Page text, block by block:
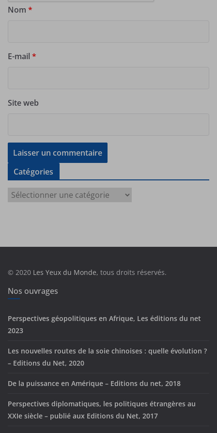
Nom *
E-mail *
Site web
Catégories
a
e
s
© 2020 Les Yeux du Monde, tous droits réservés.
Nos ouvrages
Perspectives géopolitiques en Afrique, Les éditions du net
2023
Les nouvelles routes de la soie chinoises : quelle évolution ?
– Editions du Net, 2020
De la puissance en Amérique – Editions du net, 2018
Perspectives diplomatiques, les politiques étrangères au
XXIe siècle – publié aux Editions du Net, 2017